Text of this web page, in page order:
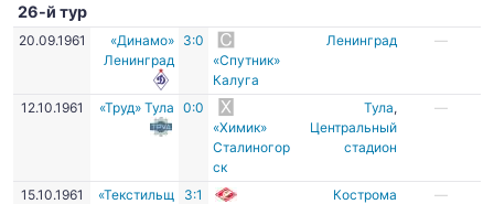
26-й тур
20.09.1961
«Динамо»
Ленинград
3:0
«Спутник»
Калуга
Ленинград —
12.10.1961 «Труд» Тула 0:0
«Химик»
Сталиногор
ск
Тула,
Центральный
стадион
—
15.10.1961
«Текстильщ
3:1
Кострома —